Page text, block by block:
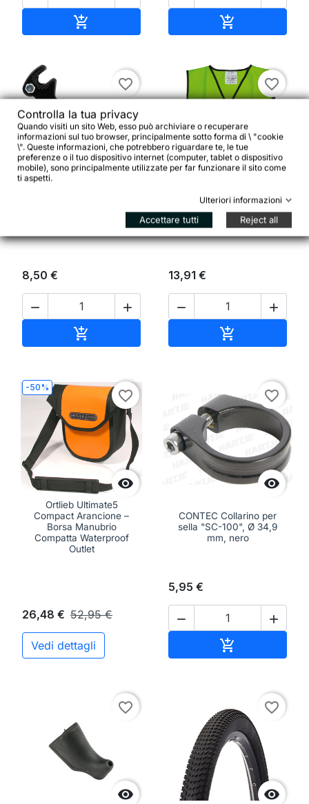
 

favorite_border
8,50 €
 


favorite_border
Crazy Stuff Gilet
Catarifrangente Boy
104-121 cm
13,91 €
 

-50%

favorite_border
Ortlieb Ultimate5
Compact Arancione –
Borsa Manubrio
Compatta Waterproof
Outlet
26,48 € 52,95 €
Vedi dettagli

favorite_border
CONTEC Collarino per
sella "SC-100", Ø 34,9
mm, nero
5,95 €
 


favorite_border

favorite_border
Controlla la tua privacy
Quando visiti un sito Web, esso può archiviare o recuperare
informazioni sul tuo browser, principalmente sotto forma di \ "cookie
\". Queste informazioni, che potrebbero riguardare te, le tue
preferenze o il tuo dispositivo internet (computer, tablet o dispositivo
mobile), sono principalmente utilizzate per far funzionare il sito come
ti aspetti.
Ulteriori informazioni
Accettare tutti Reject all